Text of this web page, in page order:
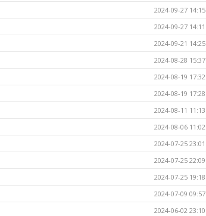
2024-09-27 14:15
2024-09-27 14:11
2024-09-21 14:25
2024-08-28 15:37
2024-08-19 17:32
2024-08-19 17:28
2024-08-11 11:13
2024-08-06 11:02
2024-07-25 23:01
2024-07-25 22:09
2024-07-25 19:18
2024-07-09 09:57
2024-06-02 23:10